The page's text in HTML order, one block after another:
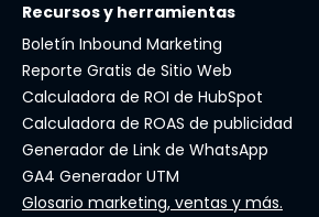
Recursos y herramientas
Boletín Inbound Marketing
Reporte Gratis de Sitio Web
Calculadora de ROI de HubSpot
Calculadora de ROAS de publicidad
Generador de Link de WhatsApp
GA4 Generador UTM
Glosario marketing, ventas y más.